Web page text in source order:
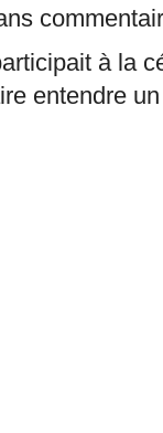
à la
entendre